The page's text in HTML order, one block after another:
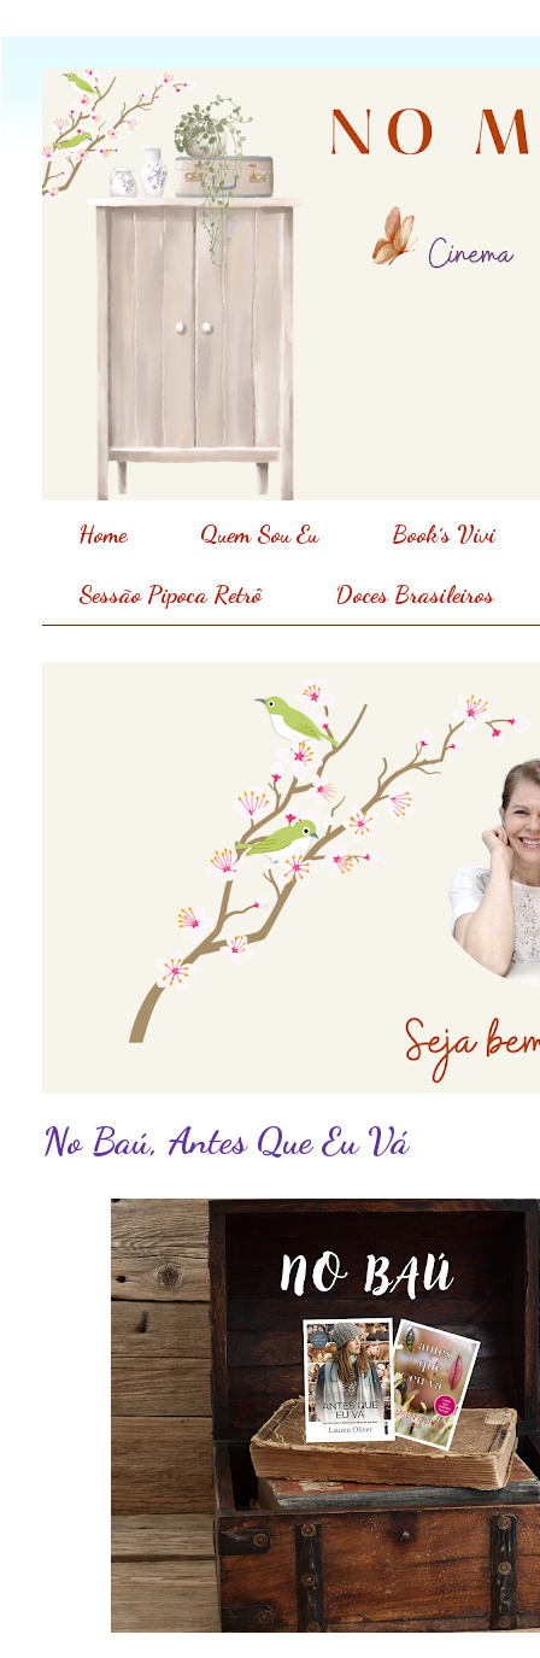
Home Quem Sou Eu Book´s Vivi
Sessão Pipoca Retrô Doces Brasileiros
No Baú, Antes Que Eu Vá